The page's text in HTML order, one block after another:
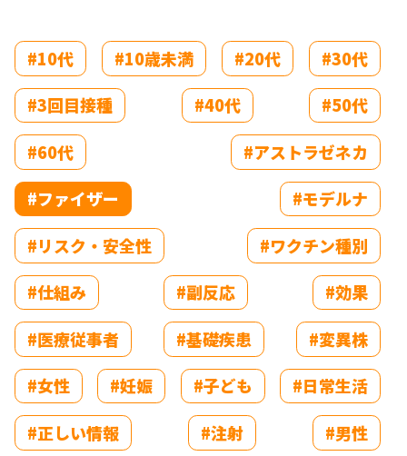
#10代 #10歳未満 #20代
#30代
#3回目接種
#40代
#50代
#60代
#アストラゼネカ
#ファイザー
#モデルナ
#リスク・安全性
#ワクチン種別
#仕組み
#副反応
#効果
#医療従事者
#基礎疾患
#変異株
#女性
#妊娠 #子ども
#日常生活
#正しい情報
#注射
#男性